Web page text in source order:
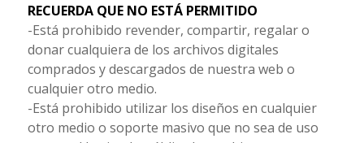
RECUERDA QUE NO ESTÁ PERMITIDO
-Está prohibido revender, compartir, regalar o
donar cualquiera de los archivos digitales
comprados y descargados de nuestra web o
cualquier otro medio.
-Está prohibido utilizar los diseños en cualquier
otro medio o soporte masivo que no sea de uso